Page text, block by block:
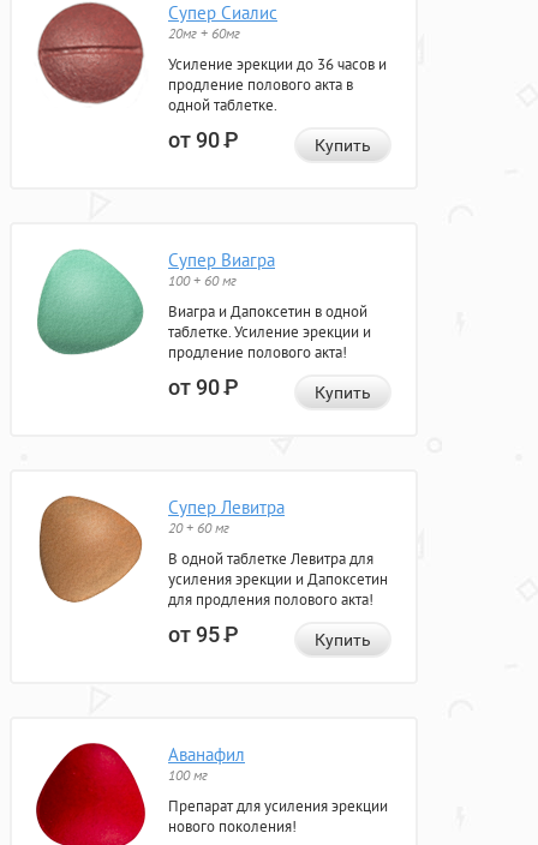
Супер Сиалис
20мг + 60мг
Усиление эрекции до 36 часов и
продление полового акта в
одной таблетке.
от 90Р Купить
Супер Виагра
100 + 60 мг
Виагра и Дапоксетин в одной
таблетке. Усиление эрекции и
продление полового акта!
от 90Р Купить
Супер Левитра
20 + 60 мг
В одной таблетке Левитра для
усиления эрекции и Дапоксетин
для продления полового акта!
от 95Р Купить
Аванафил
100 мг
Препарат для усиления эрекции
нового поколения!